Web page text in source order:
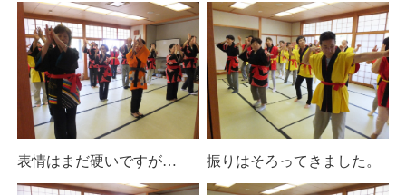
表情はまだ硬いですが… 振りはそろってきました。